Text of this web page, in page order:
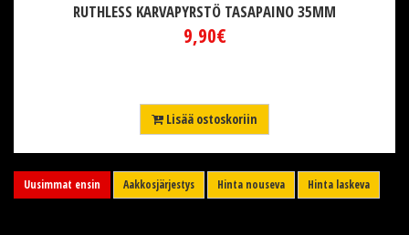
RUTHLESS KARVAPYRSTÖ TASAPAINO 35MM
9,90€
Lisää ostoskoriin
Uusimmat ensin Aakkosjärjestys Hinta nouseva Hinta laskeva